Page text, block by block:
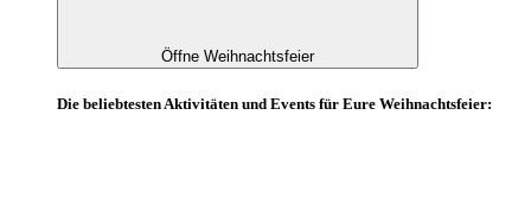
Öffne Weihnachtsfeier
Die beliebtesten Aktivitäten und Events für Eure Weihnachtsfeier: